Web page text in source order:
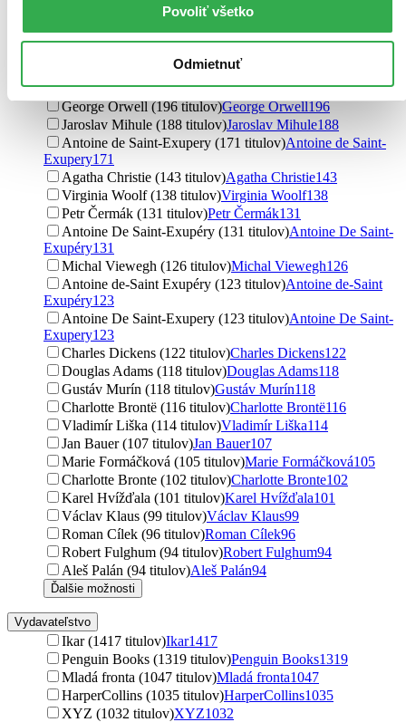
Povoliť všetko
Odmietnuť
Karel Čapek (306 titulov) Karel Čapek
Johannes Steinhoff (297 titulov)Johannes Steinhoff297
Jane Austenová (206 titulov)Jane Austenová206
George Orwell (196 titulov)George Orwell196
Jaroslav Mihule (188 titulov)Jaroslav Mihule188
Antoine de Saint-Exupery (171 titulov)Antoine de Saint-
Exupery171
Agatha Christie (143 titulov)Agatha Christie143
Virginia Woolf (138 titulov)Virginia Woolf138
Petr Čermák (131 titulov)Petr Čermák131
Antoine De Saint-Exupéry (131 titulov)Antoine De Saint-
Exupéry131
Michal Viewegh (126 titulov)Michal Viewegh126
Antoine de-Saint Exupéry (123 titulov)Antoine de-Saint
Exupéry123
Antoine De Saint-Exupery (123 titulov)Antoine De Saint-
Exupery123
Charles Dickens (122 titulov)Charles Dickens122
Douglas Adams (118 titulov)Douglas Adams118
Gustáv Murín (118 titulov)Gustáv Murín118
Charlotte Brontë (116 titulov)Charlotte Brontë116
Vladimír Liška (114 titulov)Vladimír Liška114
Jan Bauer (107 titulov)Jan Bauer107
Marie Formáčková (105 titulov)Marie Formáčková105
Charlotte Bronte (102 titulov)Charlotte Bronte102
Karel Hvížďala (101 titulov)Karel Hvížďala101
Václav Klaus (99 titulov)Václav Klaus99
Roman Cílek (96 titulov)Roman Cílek96
Robert Fulghum (94 titulov)Robert Fulghum94
Aleš Palán (94 titulov)Aleš Palán94
Ďalšie možnosti
Vydavateľstvo
Ikar (1417 titulov)Ikar1417
Penguin Books (1319 titulov)Penguin Books1319
Mladá fronta (1047 titulov)Mladá fronta1047
HarperCollins (1035 titulov)HarperCollins1035
XYZ (1032 titulov)XYZ1032